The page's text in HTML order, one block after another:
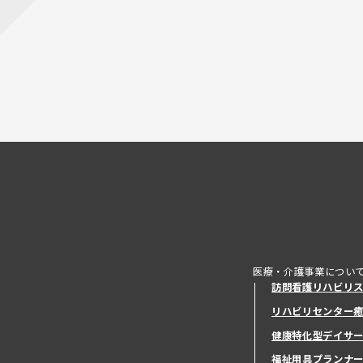
医療・介護事業につい
訪問看護リハビリ
リハビリセンター
健康特化型デイサ
健康特化型デイサ
福祉用具プランナ